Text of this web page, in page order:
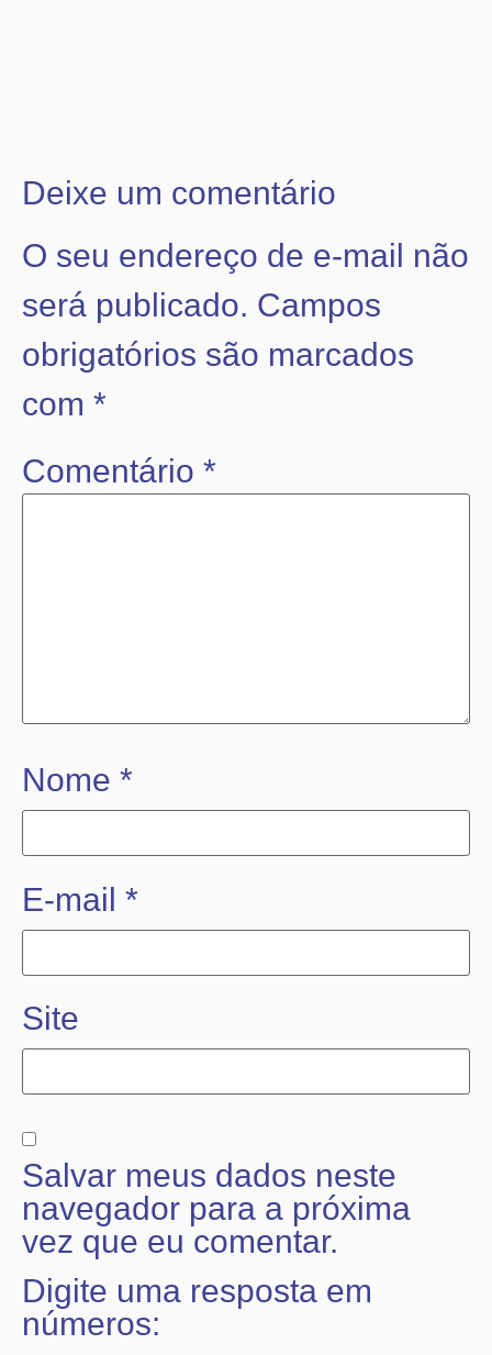
Deixe um comentário
O seu endereço de e-mail não
será publicado. Campos
obrigatórios são marcados
com *
Comentário *
Nome *
E-mail *
Site
Salvar meus dados neste
navegador para a próxima
vez que eu comentar.
Digite uma resposta em
números: